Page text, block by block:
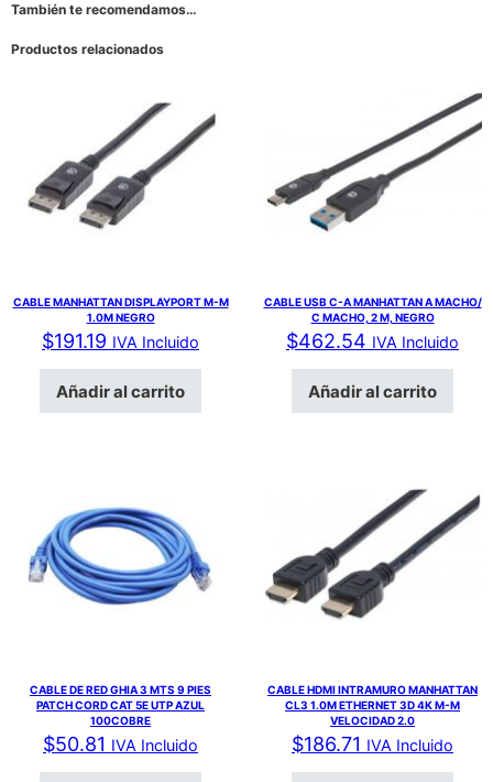
También te recomendamos…
Productos relacionados
CABLE MANHATTAN DISPLAYPORT M-M
1.0M NEGRO
$191.19 IVA Incluido
Añadir al carrito
CABLE USB C-A MANHATTAN A MACHO/
C MACHO, 2 M, NEGRO
$462.54 IVA Incluido
Añadir al carrito
CABLE DE RED GHIA 3 MTS 9 PIES
PATCH CORD CAT 5E UTP AZUL
100COBRE
$50.81 IVA Incluido
CABLE HDMI INTRAMURO MANHATTAN
CL3 1.0M ETHERNET 3D 4K M-M
VELOCIDAD 2.0
$186.71 IVA Incluido